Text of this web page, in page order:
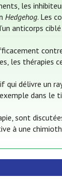
les
Hedgehog. Les
anticorps
les thérapies
qui délivre un
dans le
sont
à une